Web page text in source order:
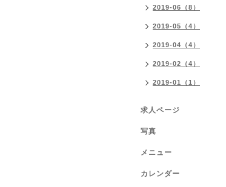
2019-06（8）
2019-05（4）
2019-04（4）
2019-02（4）
2019-01（1）
求人ページ
写真
メニュー
カレンダー